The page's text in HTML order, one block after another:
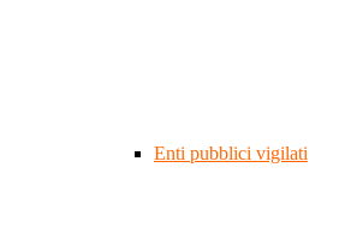
Enti pubblici vigilati